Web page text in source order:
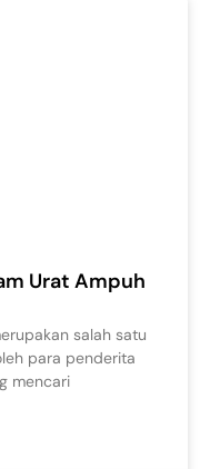
Urat Ampuh
salah satu
para penderita
mencari